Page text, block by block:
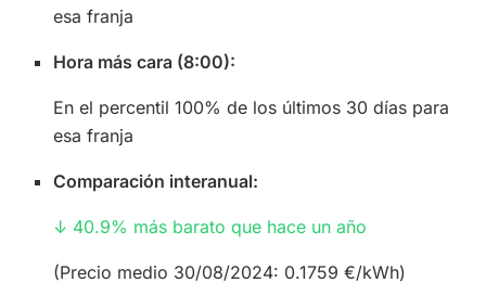
esa franja
Hora más cara (8:00):
En el percentil 100% de los últimos 30 días para
esa franja
Comparación interanual:
↓ 40.9% más barato que hace un año
(Precio medio 30/08/2024: 0.1759 €/kWh)